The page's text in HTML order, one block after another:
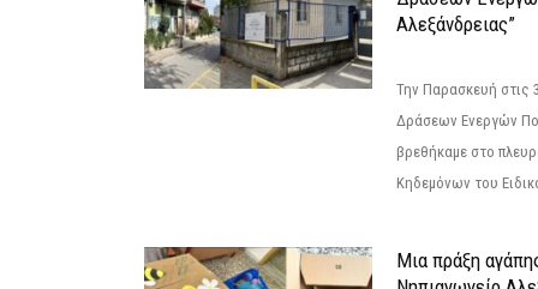
Αλεξάνδρειας”
Την Παρασκευή
Δράσεων Ενεργών
βρεθήκαμε στο
Κηδεμόνων του
Μια πράξη